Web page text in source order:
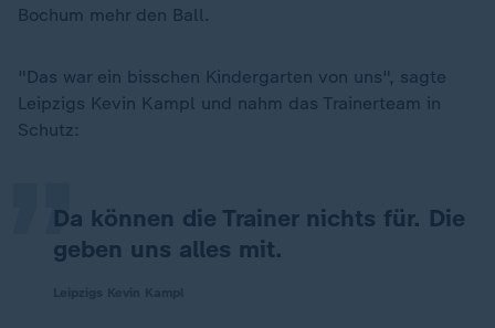
Bochum mehr den Ball.
"Das war ein bisschen Kindergarten von uns", sagte
Leipzigs Kevin Kampl und nahm das Trainerteam in
Schutz:
Da können die Trainer nichts für. Die
geben uns alles mit.
„